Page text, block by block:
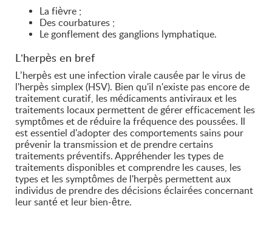
La fièvre ;
Des courbatures ;
Le gonflement des ganglions lymphatique.
L’herpès en bref
L’herpès est une infection virale causée par le virus de
l'herpès simplex (HSV). Bien qu'il n'existe pas encore de
traitement curatif, les médicaments antiviraux et les
traitements locaux permettent de gérer efficacement les
symptômes et de réduire la fréquence des poussées. Il
est essentiel d'adopter des comportements sains pour
prévenir la transmission et de prendre certains
traitements préventifs. Appréhender les types de
traitements disponibles et comprendre les causes, les
types et les symptômes de l'herpès permettent aux
individus de prendre des décisions éclairées concernant
leur santé et leur bien-être.